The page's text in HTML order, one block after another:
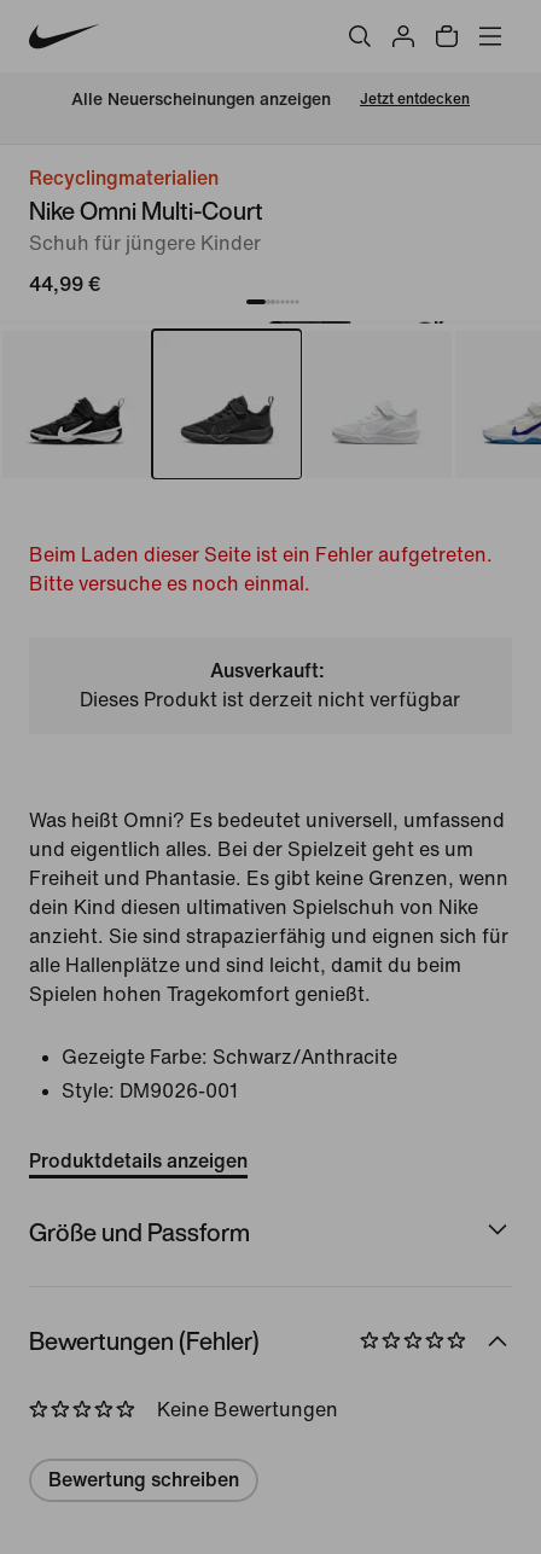
Alle Neuerscheinungen anzeigen Jetzt entdecken
Recyclingmaterialien
Nike Omni Multi-Court
Schuh für jüngere Kinder
44,99 €
Beim Laden dieser Seite ist ein Fehler aufgetreten.
Bitte versuche es noch einmal.
Ausverkauft:
Dieses Produkt ist derzeit nicht verfügbar
Was heißt Omni? Es bedeutet universell, umfassend
und eigentlich alles. Bei der Spielzeit geht es um
Freiheit und Phantasie. Es gibt keine Grenzen, wenn
dein Kind diesen ultimativen Spielschuh von Nike
anzieht. Sie sind strapazierfähig und eignen sich für
alle Hallenplätze und sind leicht, damit du beim
Spielen hohen Tragekomfort genießt.
Gezeigte Farbe: Schwarz/Anthracite
Style: DM9026-001
Produktdetails anzeigen
Größe und Passform
Bewertungen (Fehler)
Keine Bewertungen
Bewertung schreiben